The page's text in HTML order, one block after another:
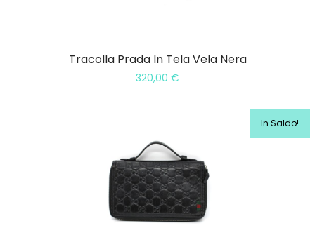
Tracolla Prada In Tela Vela Nera
320,00 €
In Saldo!